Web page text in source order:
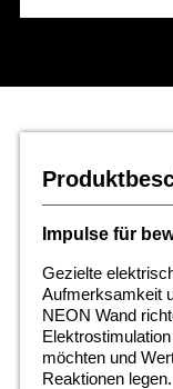
Impulse für
Gezielte
Aufmerksamkeit
NEON Wand
möchten und
Reaktionen legen.